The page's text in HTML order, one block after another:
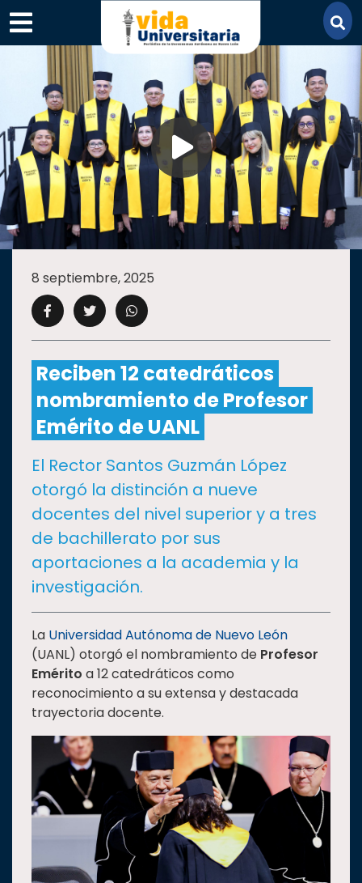
×
SECCIONES
ACADEMIA
CAMPUS UANL
CULTURA
DEPORTES
I+D+IEXPERTOS
SALUD
SUSTENTABILIDAD
TEMAS
Oferta
educativa
Estudiantes
Rectoría
Investigación
Internacionalización
Responsabilidad
social
8 septiembre, 2025
Reciben 12 catedráticos
nombramiento de Profesor
Emérito de UANL
El Rector Santos Guzmán López
otorgó la distinción a nueve
docentes del nivel superior y a tres
de bachillerato por sus
aportaciones a la academia y la
investigación.
La Universidad Autónoma de Nuevo León
(UANL) otorgó el nombramiento de Profesor
Emérito a 12 catedráticos como
reconocimiento a su extensa y destacada
trayectoria docente.